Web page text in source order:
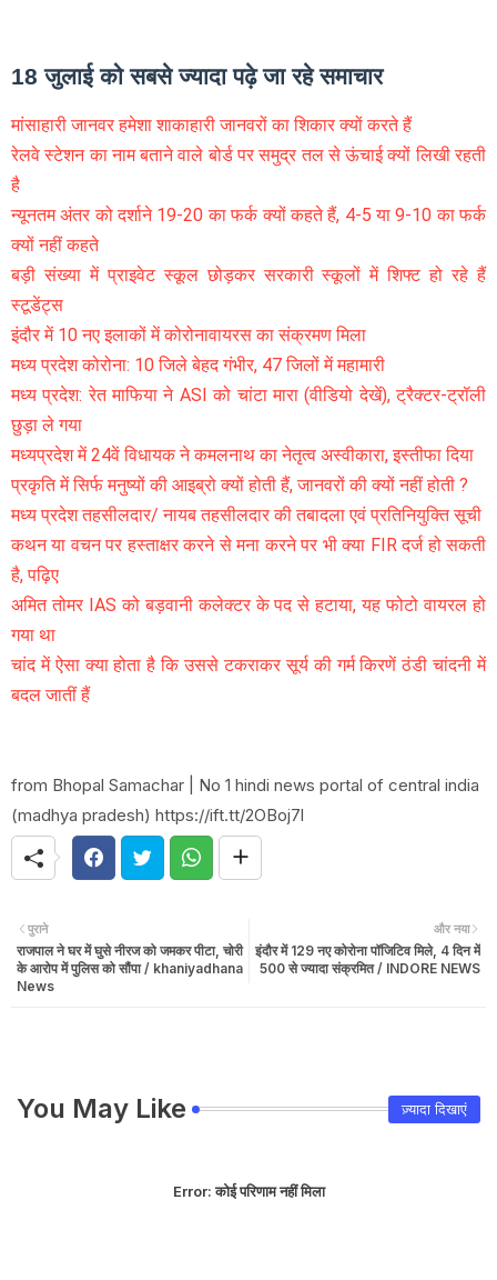
18 जुलाई को सबसे ज्यादा पढ़े जा रहे समाचार
मांसाहारी जानवर हमेशा शाकाहारी जानवरों का शिकार क्यों करते हैं
रेलवे स्टेशन का नाम बताने वाले बोर्ड पर समुद्र तल से ऊंचाई क्यों लिखी रहती
है
न्यूनतम अंतर को दर्शाने 19-20 का फर्क क्यों कहते हैं, 4-5 या 9-10 का फर्क
क्यों नहीं कहते
बड़ी संख्या में प्राइवेट स्कूल छोड़कर सरकारी स्कूलों में शिफ्ट हो रहे हैं
स्टूडेंट्स
इंदौर में 10 नए इलाकों में कोरोनावायरस का संक्रमण मिला
मध्य प्रदेश कोरोना: 10 जिले बेहद गंभीर, 47 जिलों में महामारी
मध्य प्रदेश: रेत माफिया ने ASI को चांटा मारा (वीडियो देखें), ट्रैक्टर-ट्रॉली
छुड़ा ले गया
मध्यप्रदेश में 24वें विधायक ने कमलनाथ का नेतृत्व अस्वीकारा, इस्तीफा दिया
प्रकृति में सिर्फ मनुष्यों की आइब्रो क्यों होती हैं, जानवरों की क्यों नहीं होती ?
मध्य प्रदेश तहसीलदार/ नायब तहसीलदार की तबादला एवं प्रतिनियुक्ति सूची
कथन या वचन पर हस्ताक्षर करने से मना करने पर भी क्या FIR दर्ज हो सकती
है, पढ़िए
अमित तोमर IAS को बड़वानी कलेक्टर के पद से हटाया, यह फोटो वायरल हो
गया था
चांद में ऐसा क्या होता है कि उससे टकराकर सूर्य की गर्म किरणें ठंडी चांदनी में
बदल जातीं हैं
from Bhopal Samachar | No 1 hindi news portal of central india
(madhya pradesh) https://ift.tt/2OBoj7l
और नया
इंदौर में 129 नए कोरोना पॉजिटिव मिले, 4 दिन में
500 से ज्यादा संक्रमित / INDORE NEWS
पुराने
राजपाल ने घर में घुसे नीरज को जमकर पीटा, चोरी
के आरोप में पुलिस को सौंपा / khaniyadhana
News
You May Like ज़्यादा दिखाएं
Error:कोई परिणाम नहीं मिला